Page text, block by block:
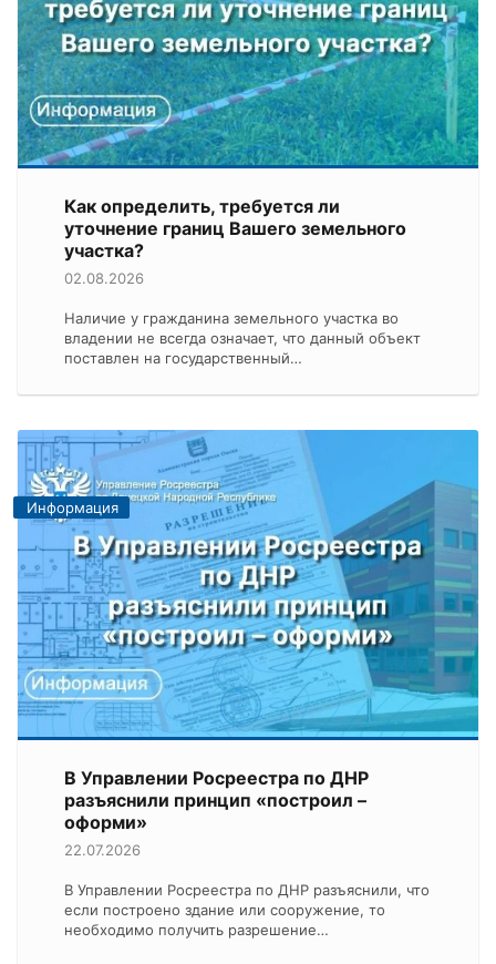
Как определить, требуется ли
уточнение границ Вашего земельного
участка?
02.08.2026
Наличие у гражданина земельного участка во
владении не всегда означает, что данный объект
поставлен на государственный…
Информация
В Управлении Росреестра по ДНР
разъяснили принцип «построил –
оформи»
22.07.2026
В Управлении Росреестра по ДНР разъяснили, что
если построено здание или сооружение, то
необходимо получить разрешение…